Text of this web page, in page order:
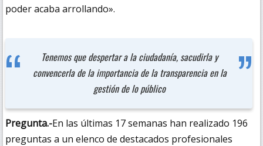
poder acaba arrollando».
Tenemos que despertar a la ciudadanía, sacudirla y
convencerla de la importancia de la transparencia en la
gestión de lo público
Pregunta.-En las últimas 17 semanas han realizado 196
preguntas a un elenco de destacados profesionales